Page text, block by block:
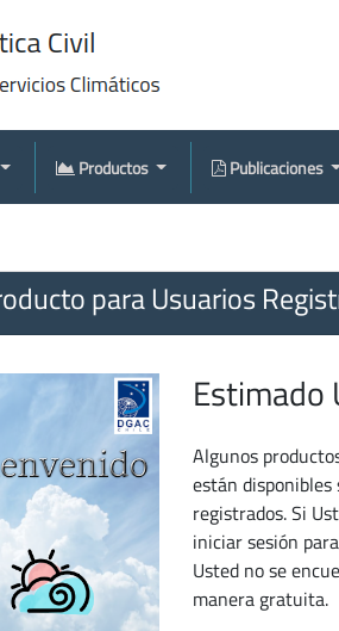
Productos Publicaciones
para Usuarios
Estimado
Algunos
están
registrados. Si
iniciar sesión
Usted no se
manera gratuita.